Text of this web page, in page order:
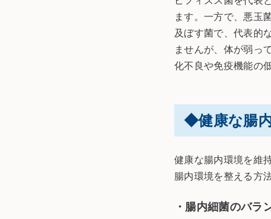
ます。一方で、悪玉
及ぼす菌で、代表的
ませんが、体が弱っ
化不良や免疫機能の
◆健康な腸
健康な腸内環境を維
腸内環境を整える方
・腸内細菌のバラ